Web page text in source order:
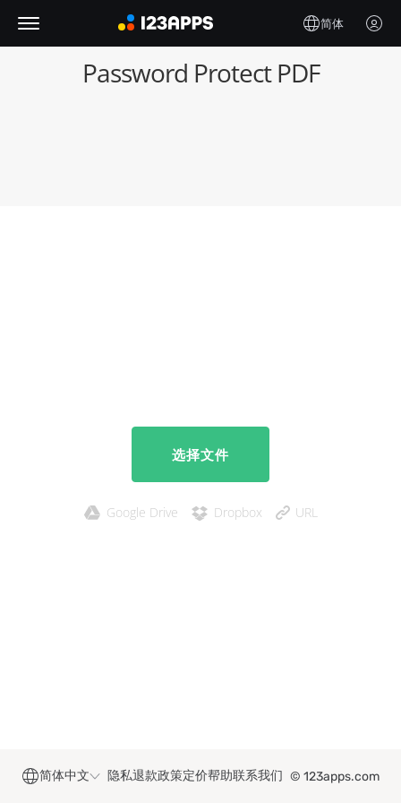
简体
Password Protect PDF
选择文件
Google Drive Dropbox URL
© 123apps.com
隐私退款政策定价帮助联系我们
简体中文